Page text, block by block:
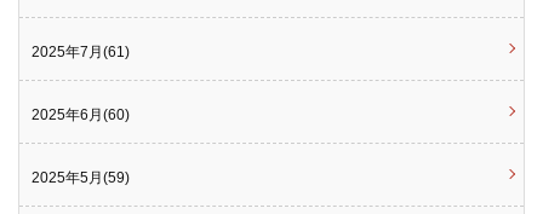
2025年7月(61)
2025年6月(60)
2025年5月(59)